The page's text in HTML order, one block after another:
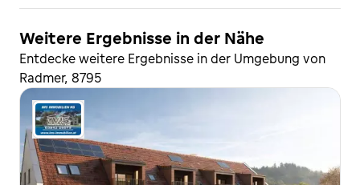
Weitere Ergebnisse in der Nähe
Entdecke weitere Ergebnisse in der Umgebung von
Radmer, 8795